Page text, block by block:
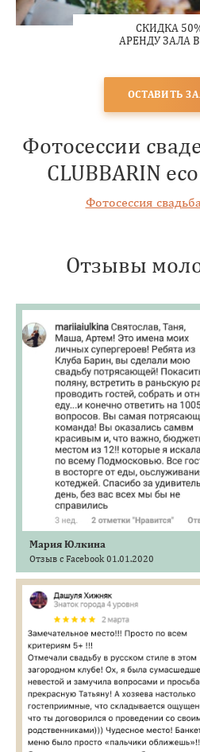
СКИДКА
АРЕНДУ ЗАЛА
ОСТАВИТЬ
Фотосессии
CLUBBARIN
Фотосессия
Отзывы
Мария Юлкина
Отзыв с Facebook 01.01.2020